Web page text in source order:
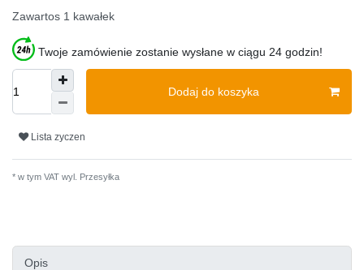
Zawartos 1 kawałek
Twoje zamówienie zostanie wysłane w ciągu 24 godzin!
Dodaj do koszyka
Lista zyczen
* w tym VAT wyl. Przesyłka
Opis